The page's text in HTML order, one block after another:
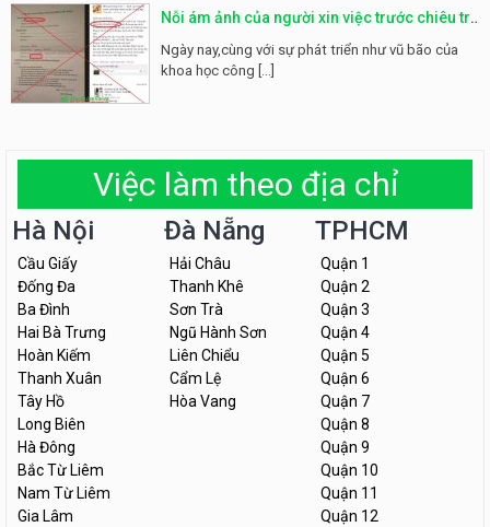
Nỗi ám ảnh của người xin việc trước chiêu trò
của các công ty lừa đảo
Ngày nay,cùng với sự phát triển như vũ bão của
khoa học công [...]
Việc làm theo địa chỉ
Hà Nội
Cầu Giấy
Đống Đa
Ba Đình
Hai Bà Trưng
Hoàn Kiếm
Thanh Xuân
Tây Hồ
Long Biên
Hà Đông
Bắc Từ Liêm
Nam Từ Liêm
Gia Lâm
Đà Nẵng
Hải Châu
Thanh Khê
Sơn Trà
Ngũ Hành Sơn
Liên Chiểu
Cẩm Lệ
Hòa Vang
TPHCM
Quận 1
Quận 2
Quận 3
Quận 4
Quận 5
Quận 6
Quận 7
Quận 8
Quận 9
Quận 10
Quận 11
Quận 12